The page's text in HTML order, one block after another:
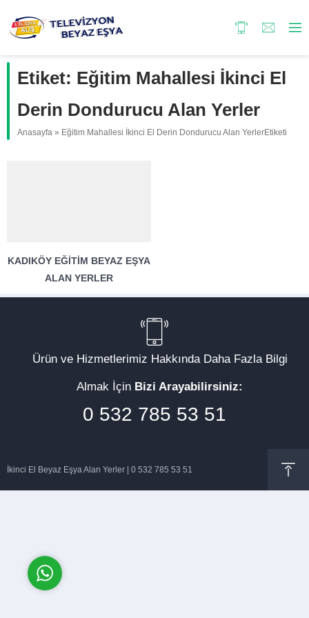
Etiket: Eğitim Mahallesi İkinci El
Derin Dondurucu Alan Yerler
Anasayfa » Eğitim Mahallesi İkinci El Derin Dondurucu Alan YerlerEtiketi
KADIKÖY EĞITIM BEYAZ EŞYA
ALAN YERLER
Ürün ve Hizmetlerimiz Hakkında Daha Fazla Bilgi
Almak İçin Bizi Arayabilirsiniz:
0 532 785 53 51
İkinci El Beyaz Eşya Alan Yerler | 0 532 785 53 51